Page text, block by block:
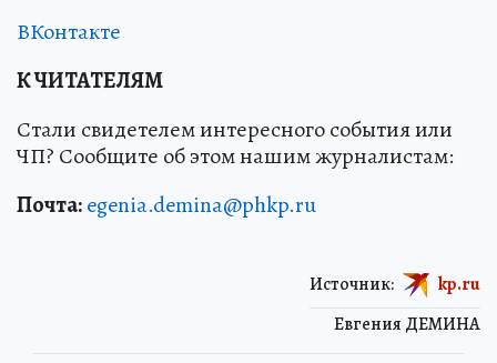
ВКонтакте
К ЧИТАТЕЛЯМ
Стали свидетелем интересного события или
ЧП? Сообщите об этом нашим журналистам:
Почта:egenia.demina@phkp.ru
Евгения ДЕМИНА
Источник: kp.ru